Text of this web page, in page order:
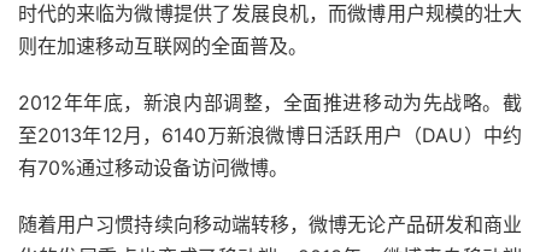
时代的来临为微博提供了发展良机，而微博用户规模的壮大
则在加速移动互联网的全面普及。
2012年年底，新浪内部调整，全面推进移动为先战略。截
至2013年12月，6140万新浪微博日活跃用户（DAU）中约
有70%通过移动设备访问微博。
随着用户习惯持续向移动端转移，微博无论产品研发和商业